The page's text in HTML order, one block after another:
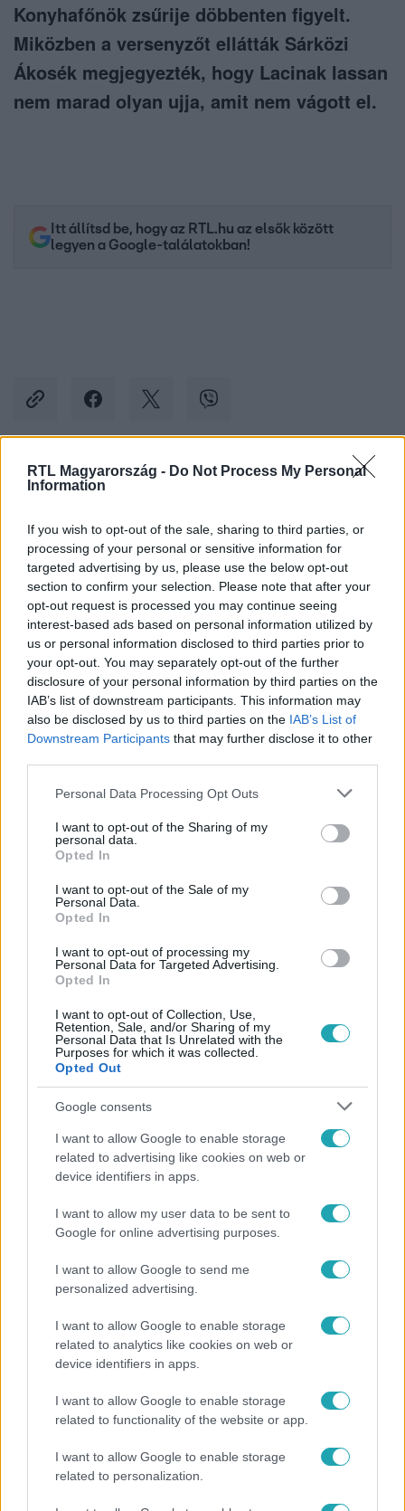
RTL Magyarország - Do Not Process My Personal
Information
If you wish to opt-out of the sale, sharing to third parties, or
processing of your personal or sensitive information for
targeted advertising by us, please use the below opt-out
section to confirm your selection. Please note that after your
opt-out request is processed you may continue seeing
interest-based ads based on personal information utilized by
us or personal information disclosed to third parties prior to
your opt-out. You may separately opt-out of the further
disclosure of your personal information by third parties on the
IAB’s list of downstream participants. This information may
also be disclosed by us to third parties on the IAB’s List of
Downstream Participants that may further disclose it to other
Please note that this website/app uses one or more Google
not limited to your visit or usage behaviour. You may click to
grant or deny consent to Google and its third-party tags to
use your data for below specified purposes in below Google
consent section.
Personal Data Processing Opt Outs
I want to opt-out of the Sharing of my
personal data.
Opted In
I want to opt-out of the Sale of my
Personal Data.
Opted In
I want to opt-out of processing my
Personal Data for Targeted Advertising.
Opted In
I want to opt-out of Collection, Use,
Retention, Sale, and/or Sharing of my
Personal Data that Is Unrelated with the
Purposes for which it was collected.
Opted Out
Google consents
I want to allow Google to enable storage
related to advertising like cookies on web or
device identifiers in apps.
I want to allow my user data to be sent to
Google for online advertising purposes.
I want to allow Google to send me
personalized advertising.
I want to allow Google to enable storage
related to analytics like cookies on web or
device identifiers in apps.
I want to allow Google to enable storage
related to functionality of the website or app.
I want to allow Google to enable storage
related to personalization.
Konyhafőnök zsűrije döbbenten figyelt.
Miközben a versenyzőt ellátták Sárközi
Ákosék megjegyezték, hogy Lacinak lassan
nem marad olyan ujja, amit nem vágott el.
Itt állítsd be, hogy az RTL.hu az elsők között
legyen a Google-találatokban!
Kövess minket, és értesülj a friss hírekről a
Követem
A KONYHAFŐNÖK VIDEÓ # ADÁSRÉSZLETEK
#SÁRKÖZI ÁKOS #GASZTRONÓMIA #RÁCZ JENŐ
#FŐZÉS # FÖLDI LÁSZLÓ #SÉRÜLÉS #UJJ
#VÁGÁS
Népszerű
„Téged. Engem. Minket.” – Emilio és Tina szerelmes
vallomása sokakat megérinthet